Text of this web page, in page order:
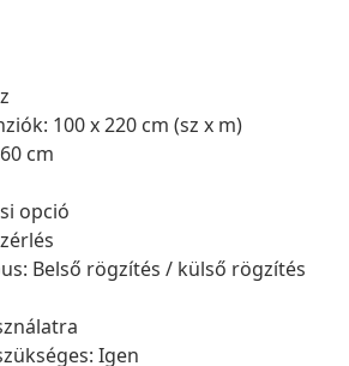
100 x 220 cm (sz x m)
cm
opció
Belső rögzítés / külső rögzítés
Igen